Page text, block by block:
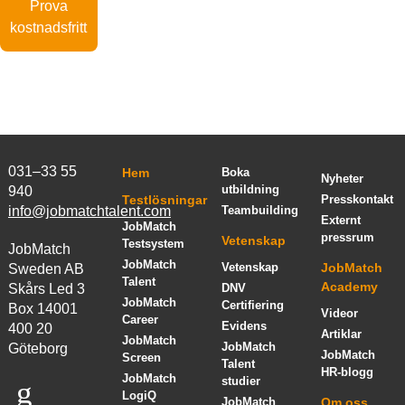
Prova
kostnadsfritt
031–33 55
940
info@jobmatchtalent.com
JobMatch
Sweden AB
Skårs Led 3
Box 14001
400 20
Göteborg
Hem
Testlösningar
JobMatch
Testsystem
JobMatch
Talent
JobMatch
Career
JobMatch
Screen
JobMatch
LogiQ
Boka
utbildning
Teambuilding
Vetenskap
Vetenskap
DNV
Certifiering
Evidens
JobMatch
Talent
studier
JobMatch
Nyheter
Presskontakt
Externt
pressrum
JobMatch
Academy
Videor
Artiklar
JobMatch
HR-blogg